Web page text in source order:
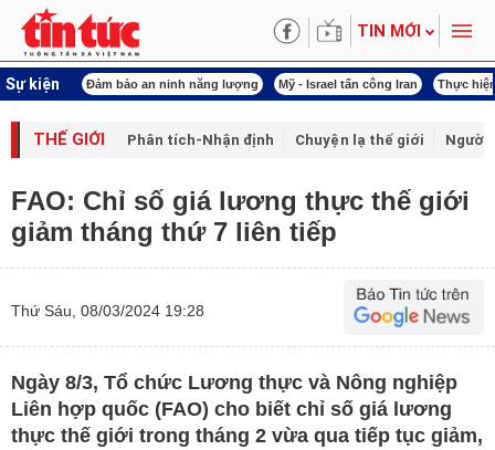
TIN MỚI
Sự kiện
khóa XVI Đảm bảo an ninh năng lượng Mỹ - Israel tấn công Iran Thực
THẾ GIỚI Phân tích-Nhận định Chuyện lạ thế giới Người
FAO: Chỉ số giá lương thực thế giới
giảm tháng thứ 7 liên tiếp
Thứ Sáu, 08/03/2024 19:28
Ngày 8/3, Tổ chức Lương thực và Nông nghiệp
Liên hợp quốc (FAO) cho biết chỉ số giá lương
thực thế giới trong tháng 2 vừa qua tiếp tục giảm,